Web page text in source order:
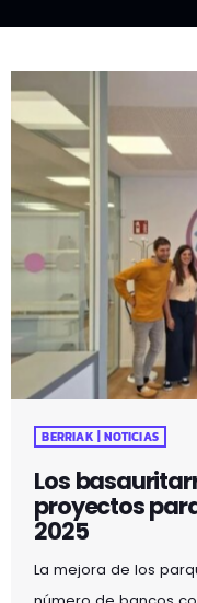
BERRIAK | NOTICIAS
Los
proyectos
2025
La mejora de los